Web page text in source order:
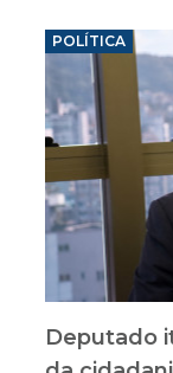
POLÍTICA
Deputado